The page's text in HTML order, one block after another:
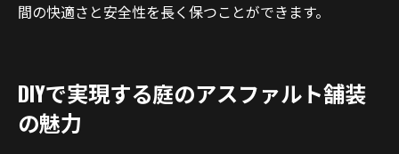
間の快適さと安全性を長く保つことができます。
DIYで実現する庭のアスファルト舗装
の魅力